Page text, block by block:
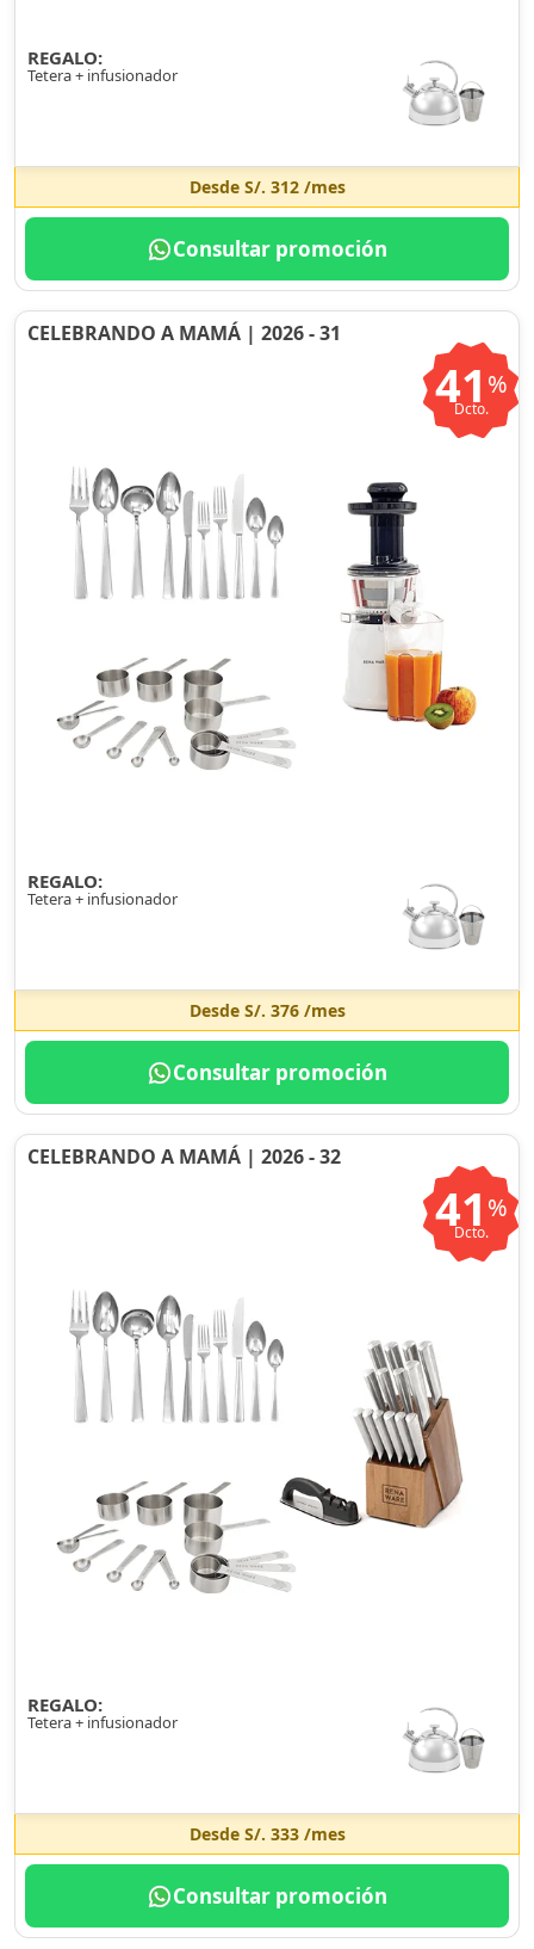
REGALO:
Tetera + infusionador
Desde S/. 312/mes
Consultar promoción
CELEBRANDO A MAMÁ | 2026 - 31
41 %
Dcto.
REGALO:
Tetera + infusionador
Desde S/. 376/mes
Consultar promoción
CELEBRANDO A MAMÁ | 2026 - 32
41 %
Dcto.
REGALO:
Tetera + infusionador
Desde S/. 333/mes
Consultar promoción